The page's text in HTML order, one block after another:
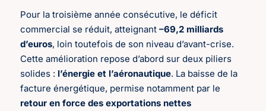
Pour la troisième année consécutive, le déficit
commercial se réduit, atteignant–69,2 milliards
d’euros, loin toutefois de son niveau d’avant-crise.
Cette amélioration repose d’abord sur deux piliers
solides : l’énergie et l’aéronautique. La baisse de la
facture énergétique, permise notamment par le
retour en force des exportations nettes